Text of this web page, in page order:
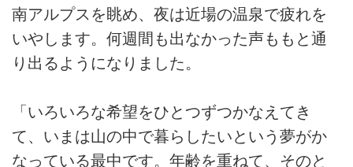
南アルプスを眺め、夜は近場の温泉で疲れを
いやします。何週間も出なかった声ももと通
り出るようになりました。
「いろいろな希望をひとつずつかなえてき
て、いまは山の中で暮らしたいという夢がか
なっている最中です。年齢を重ねて、そのと